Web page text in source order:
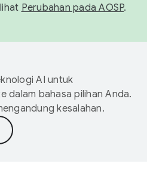
Perubahan pada AOSP.
AI untuk
dalam bahasa pilihan Anda.
kesalahan.